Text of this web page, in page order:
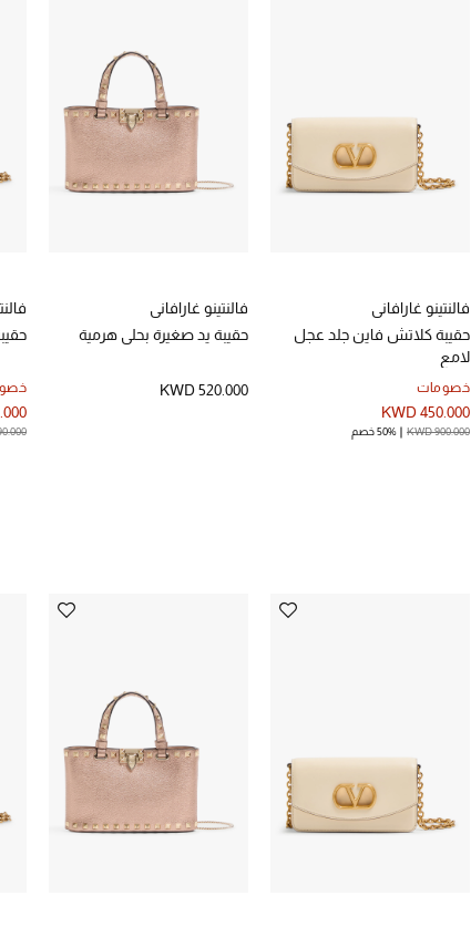
فالنتينو غارافاني
حقيبة كلاتش فاين جلد عجل
لامع
خصومات
KWD 450.000
KWD 900.000 50% خصم
فالنتينو غارافاني
حقيبة يد صغيرة بحلي هرمية
KWD 520.000